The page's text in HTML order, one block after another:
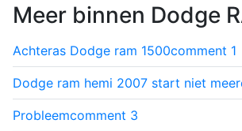
Meer binnen Dodge
Achteras Dodge ram 1500comment 1
Dodge ram hemi 2007 start niet meer
Probleemcomment 3